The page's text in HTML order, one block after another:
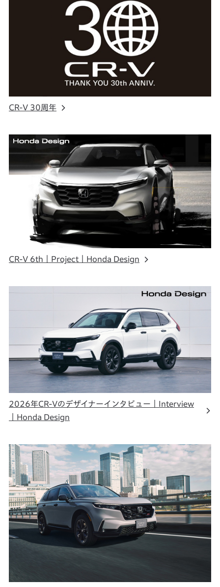
CR-V 30周年
CR-V 6th｜Project｜Honda Design
2026年CR-Vのデザイナーインタビュー｜Interview
｜Honda Design